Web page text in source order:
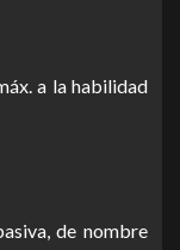
a la habilidad
de nombre